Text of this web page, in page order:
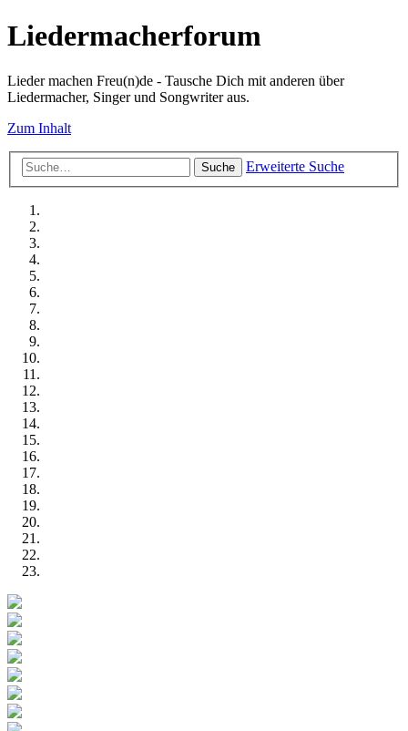
Liedermacherforum
Lieder machen Freu(n)de - Tausche Dich mit anderen über
Liedermacher, Singer und Songwriter aus.
Zum Inhalt
Suche Erweiterte Suche